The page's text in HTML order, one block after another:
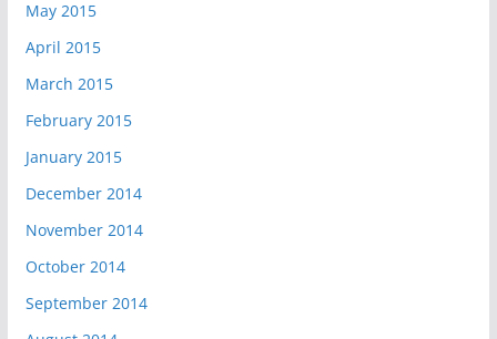
May 2015
April 2015
March 2015
February 2015
January 2015
December 2014
November 2014
October 2014
September 2014